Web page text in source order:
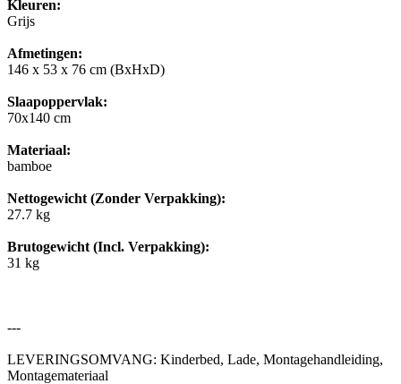
Kleuren:
Grijs
Afmetingen:
146 x 53 x 76 cm (BxHxD)
Slaapoppervlak:
70x140 cm
Materiaal:
bamboe
Nettogewicht (Zonder Verpakking):
27.7 kg
Brutogewicht (Incl. Verpakking):
31 kg
---
LEVERINGSOMVANG: Kinderbed, Lade, Montagehandleiding,
Montagemateriaal